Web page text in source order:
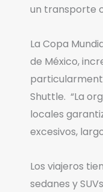
un transporte
La Copa
de México,
Shuttle. “La
locales
excesivos,
Los viajeros
sedanes y